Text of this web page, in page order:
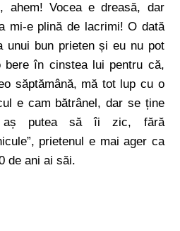
ahem! Vocea e dreasă, dar
mi-e plină de lacrimi! O dată
unui bun prieten și eu nu pot
bere în cinstea lui pentru că,
săptămână, mă tot lup cu o
e cam bătrânel, dar se ține
putea să îi zic, fără
prietenul e mai ager ca
de ani ai săi.